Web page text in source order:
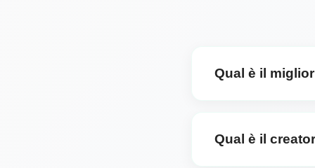
Qual è il
Live, FL Studio,
Qual è il